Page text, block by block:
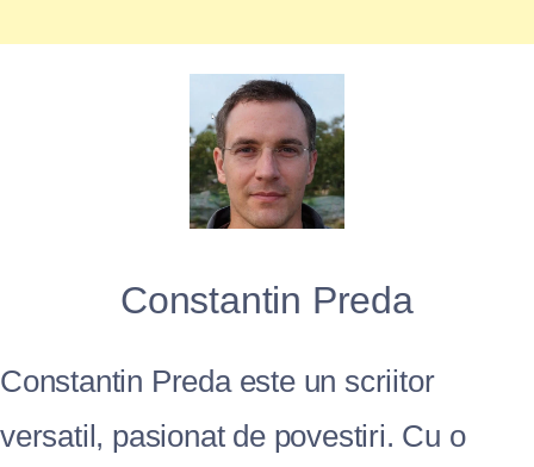
Constantin Preda
Constantin Preda este un scriitor
versatil, pasionat de povestiri. Cu o